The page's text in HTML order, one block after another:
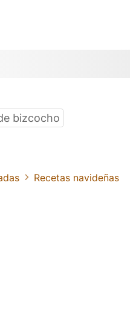
bizcocho
Recetas navideñas